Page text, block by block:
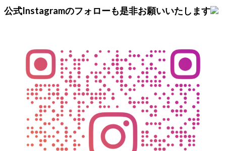
公式Instagramのフォローも是非お願いいたします